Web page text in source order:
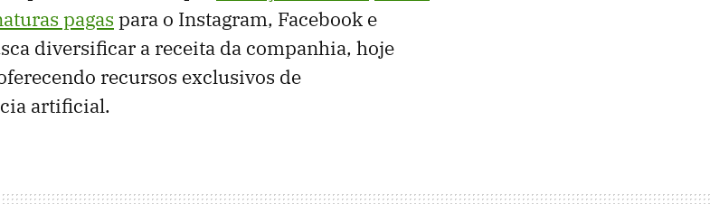
pagas para o Instagram, Facebook e
diversificar a receita da companhia, hoje
recursos exclusivos de
artificial.